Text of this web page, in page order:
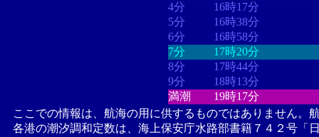
4分
16時17分
5分
16時38分
6分
16時58分
7分
17時20分
8分
17時44分
9分
18時13分
満潮
19時17分
ここでの情報は、航海の用に供するものではありません。
各港の潮汐調和定数は、海上保安庁水路部書籍７４２号「